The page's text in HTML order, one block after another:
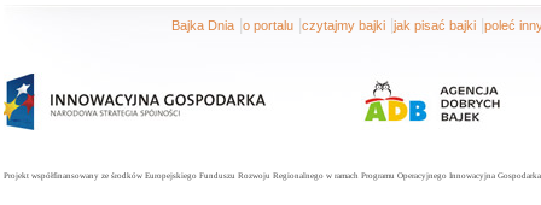
Bajka Dnia o portalu czytajmy bajki jak pisać bajki poleć
Projekt współfinansowany ze środków Europejskiego Funduszu Rozwoju Regionalnego w ramach Programu Operacyjnego Innowacyjna